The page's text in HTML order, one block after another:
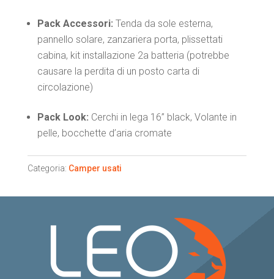
Pack Accessori: Tenda da sole esterna,
pannello solare, zanzariera porta, plissettati
cabina, kit installazione 2a batteria (potrebbe
causare la perdita di un posto carta di
circolazione)
Pack Look: Cerchi in lega 16” black, Volante in
pelle, bocchette d’aria cromate
Categoria: Camper usati